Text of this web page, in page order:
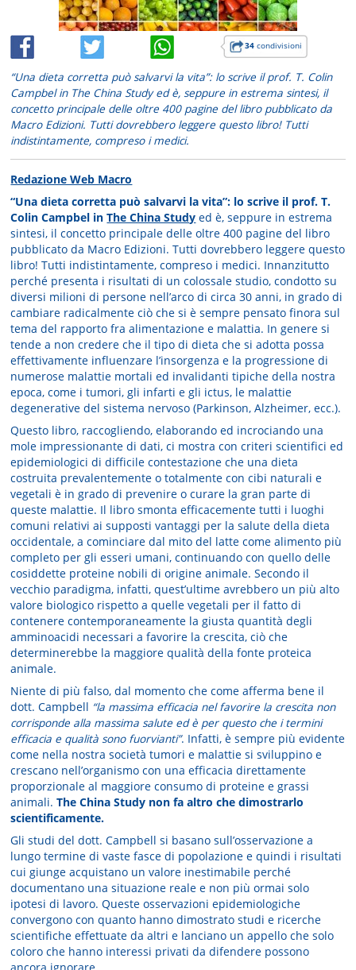
34condivisioni
“Una dieta corretta può salvarvi la vita”: lo scrive il prof. T. Colin
Campbel in The China Study ed è, seppure in estrema sintesi, il
concetto principale delle oltre 400 pagine del libro pubblicato da
Macro Edizioni. Tutti dovrebbero leggere questo libro! Tutti
indistintamente, compreso i medici.
Redazione Web Macro
“Una dieta corretta può salvarvi la vita”: lo scrive il prof. T.
Colin Campbel inThe China Study ed è, seppure in estrema
sintesi, il concetto principale delle oltre 400 pagine del libro
pubblicato da Macro Edizioni. Tutti dovrebbero leggere questo
libro! Tutti indistintamente, compreso i medici. Innanzitutto
perché presenta i risultati di un colossale studio, condotto su
diversi milioni di persone nell’arco di circa 30 anni, in grado di
cambiare radicalmente ciò che si è sempre pensato finora sul
tema del rapporto fra alimentazione e malattia. In genere si
tende a non credere che il tipo di dieta che si adotta possa
effettivamente influenzare l’insorgenza e la progressione di
numerose malattie mortali ed invalidanti tipiche della nostra
epoca, come i tumori, gli infarti e gli ictus, le malattie
degenerative del sistema nervoso (Parkinson, Alzheimer, ecc.).
Questo libro, raccogliendo, elaborando ed incrociando una
mole impressionante di dati, ci mostra con criteri scientifici ed
epidemiologici di difficile contestazione che una dieta
costruita prevalentemente o totalmente con cibi naturali e
vegetali è in grado di prevenire o curare la gran parte di
queste malattie. Il libro smonta efficacemente tutti i luoghi
comuni relativi ai supposti vantaggi per la salute della dieta
occidentale, a cominciare dal mito del latte come alimento più
completo per gli esseri umani, continuando con quello delle
cosiddette proteine nobili di origine animale. Secondo il
vecchio paradigma, infatti, quest’ultime avrebbero un più alto
valore biologico rispetto a quelle vegetali per il fatto di
contenere contemporaneamente la giusta quantità degli
amminoacidi necessari a favorire la crescita, ciò che
determinerebbe la maggiore qualità della fonte proteica
animale.
Niente di più falso, dal momento che come afferma bene il
dott. Campbell “la massima efficacia nel favorire la crescita non
corrisponde alla massima salute ed è per questo che i termini
efficacia e qualità sono fuorvianti”. Infatti, è sempre più evidente
come nella nostra società tumori e malattie si sviluppino e
crescano nell’organismo con una efficacia direttamente
proporzionale al maggiore consumo di proteine e grassi
animali.The China Study non fa altro che dimostrarlo
scientificamente.
Gli studi del dott. Campbell si basano sull’osservazione a
lungo termine di vaste fasce di popolazione e quindi i risultati
cui giunge acquistano un valore inestimabile perché
documentano una situazione reale e non più ormai solo
ipotesi di lavoro. Queste osservazioni epidemiologiche
convergono con quanto hanno dimostrato studi e ricerche
scientifiche effettuate da altri e lanciano un appello che solo
coloro che hanno interessi privati da difendere possono